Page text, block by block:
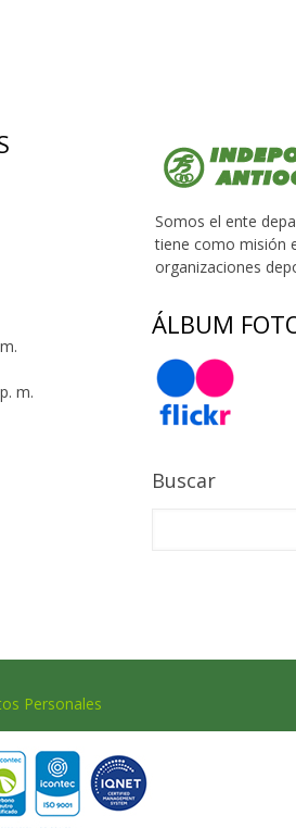
m.
Somos el ente
tiene como misión
organizaciones
ÁLBUM
Buscar
Personales